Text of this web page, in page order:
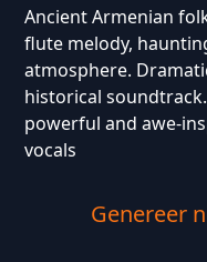
Ancient Armenian
flute melody,
atmosphere.
historical
powerful and awe-
vocals
Genereer